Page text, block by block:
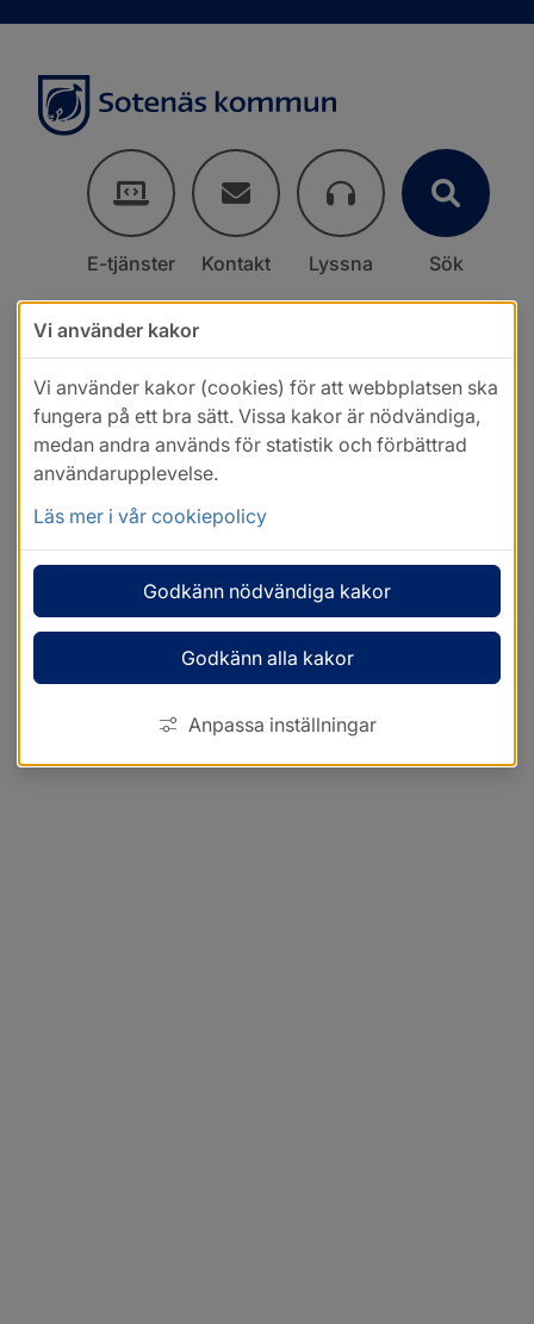
E-tjänster Kontakt Lyssna Sök
Vi använder kakor
Vi använder kakor (cookies) för att webbplatsen ska
fungera på ett bra sätt. Vissa kakor är nödvändiga,
medan andra används för statistik och förbättrad
användarupplevelse.
Läs mer i vår cookiepolicy
Godkänn nödvändiga kakor
Godkänn alla kakor
Anpassa inställningar